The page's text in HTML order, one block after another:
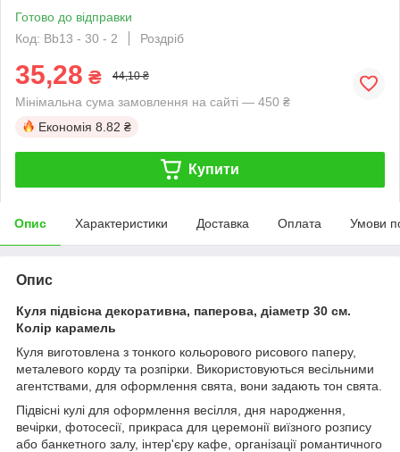
Готово до відправки
Код: Bb13 - 30 - 2
Роздріб
35,28 ₴ 44,10 ₴
Мінімальна сума замовлення на сайті — 450 ₴
Економія 8.82 ₴
Купити
Опис Характеристики Доставка Оплата Умови
Опис
Куля підвісна декоративна, паперова, діаметр 30 см.
Колір карамель
Куля виготовлена з тонкого кольорового рисового паперу,
металевого корду та розпірки. Використовуються весільними
агентствами, для оформлення свята, вони задають тон свята.
Підвісні кулі для оформлення весілля, дня народження,
вечірки, фотосесії, прикраса для церемонії виїзного розпису
або банкетного залу, інтер'єру кафе, організації романтичного